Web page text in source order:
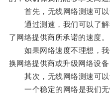
首先，无线网络测速可以
通过测速，我们可以了解
了网络提供商所承诺的速度。
如果网络速度不理想，我
换网络提供商或升级网络设
其次，无线网络测速可以
一个稳定的网络是我们无